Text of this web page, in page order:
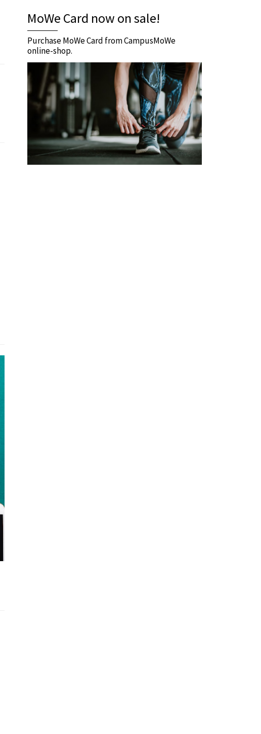
MoWe Card now on sale!
Purchase MoWe Card from CampusMoWe
online-shop.